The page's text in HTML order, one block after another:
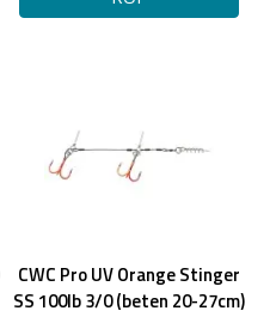
CWC Pro UV Orange Stinger
SS 100lb 3/0 (beten 20-27cm)